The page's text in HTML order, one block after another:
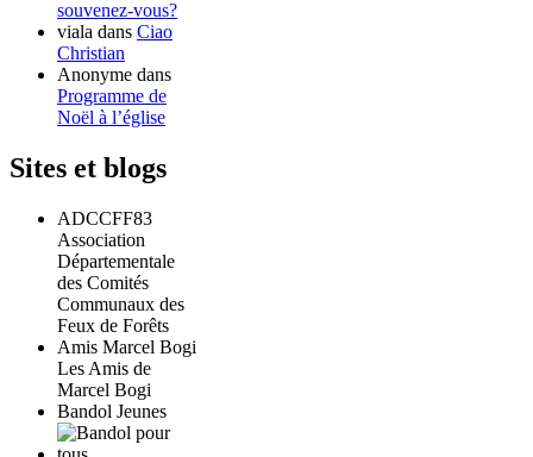
souvenez-vous?
viala dans Ciao
Christian
Anonyme dans
Programme de
Noël à l’église
Sites et blogs
ADCCFF83
Association
Départementale
des Comités
Communaux des
Feux de Forêts
Amis Marcel Bogi
Les Amis de
Marcel Bogi
Bandol Jeunes